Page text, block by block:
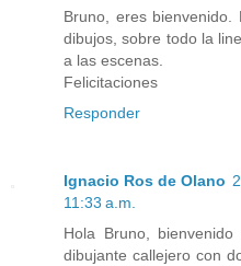
Bruno, eres
dibujos, sobre todo la
a las escenas.
Felicitaciones
Responder
Ignacio Ros de Olano
11:33 a.m.
Hola Bruno,
dibujante callejero con